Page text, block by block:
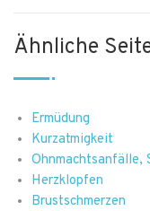
Ähnliche
Ermüdung
Kurzatmigkeit
Ohnmachtsanfälle,
Herzklopfen
Brustschmerzen